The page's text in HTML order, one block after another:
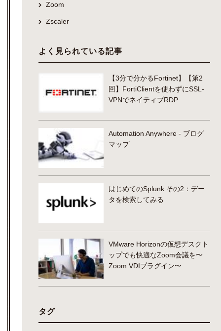
Zoom
Zscaler
よく見られている記事
【3分で分かるFortinet】【第2
回】FortiClientを使わずにSSL-
VPNでネイティブRDP
Automation Anywhere - ブログ
マップ
はじめてのSplunk その2：デー
タを検索してみる
VMware Horizonの仮想デスクト
ップでも快適なZoom会議を〜
Zoom VDIプラグイン〜
タグ